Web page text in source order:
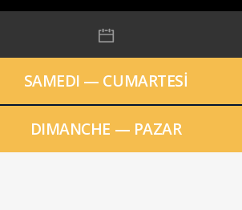
SAMEDI — CUMARTESİ
DIMANCHE — PAZAR